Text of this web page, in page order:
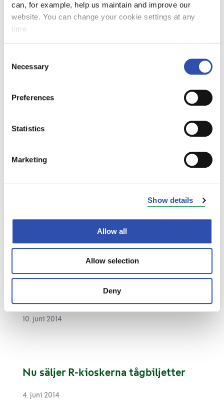
can, for example, help us maintain and improve our
website. You can change your cookie settings at any
time.
Selection
Necessary
Preferences
Statistics
Marketing
Show details
Allow all
Allow selection
Deny
Maisa Romanainen ny direktör för
VR:s passagerartrafik
VR förbereder sig på konkurrensen
Allt fler tågbiljetter köps på webben
10. juni 2014
Nu säljer R-kioskerna tågbiljetter
4. juni 2014